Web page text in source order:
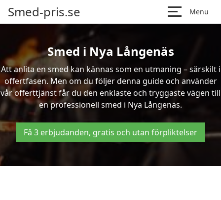
Smed-pris.se Menu
Smed i Nya Långenäs
Att anlita en smed kan kännas som en utmaning – särskilt i
offertfasen. Men om du följer denna guide och använder
vår offerttjänst får du den enklaste och tryggaste vägen till
en professionell smed i Nya Långenäs.
Få 3 erbjudanden, gratis och utan förpliktelser